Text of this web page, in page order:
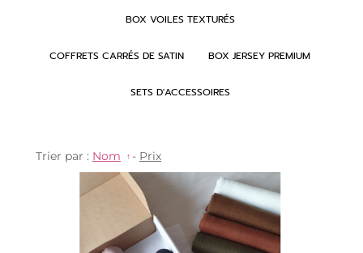
BOX VOILES TEXTURÉS
COFFRETS CARRÉS DE SATIN BOX JERSEY PREMIUM
SETS D'ACCESSOIRES
Trier par : Nom - Prix